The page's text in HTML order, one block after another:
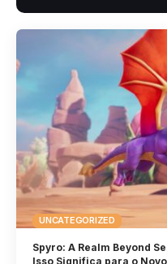
UNCATEGORIZED
Spyro: A Realm Beyond
Isso Significa para o